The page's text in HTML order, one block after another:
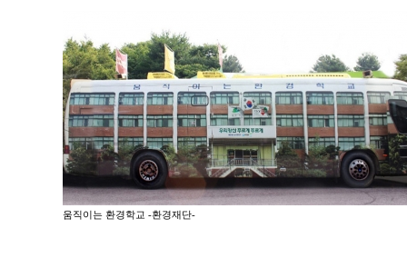
움직이는 환경학교 -환경재단-